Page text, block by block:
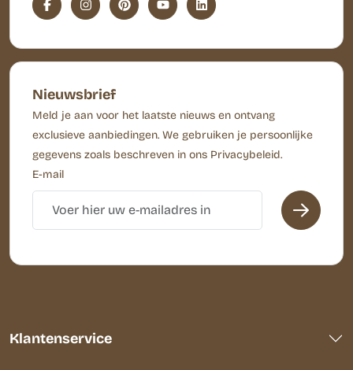
Nieuwsbrief
Meld je aan voor het laatste nieuws en ontvang
exclusieve aanbiedingen. We gebruiken je persoonlijke
gegevens zoals beschreven in ons Privacybeleid.
E-mail
Klantenservice